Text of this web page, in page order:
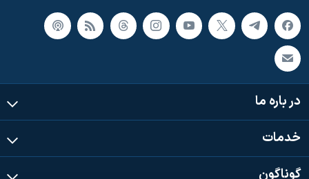
در باره ما
خدمات
گوناگون